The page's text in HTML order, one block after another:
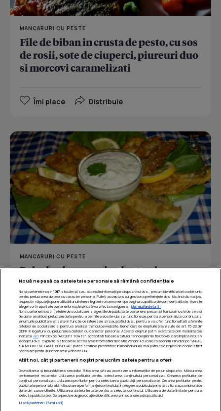
MANCARURI CU PESTE
File de biban in crusta de pesto, cu sos
de rosii, sote de ciuperci, piureuri duo
si morcovi caramelizati
Îmi place Distribuie
MANCARURI CU PESTE
Baby hering pane in aluat cu bere
Îmi place Distribuie
Nouă ne pasă ca datele tale personale să rămână confidențiale
Noi și partenerii noștri 1017 stocăm și/sau accesăm informații pe dispozitivul dvs., precum identificatorii cookie unici
pentru prelucrarea datelor cu caracter personal. Puteți accepta sau gestiona preferințele dvs. făcând clic mai jos,
respectiv vă puteți opune utilizării unui interes legitim în orice moment pe pagina cu politica de confidențialitate. Aceste
alegeri vor fi raportate partenerilor noștri și nu vă vor afecta navigarea.
Mai multe detalii
Noi si partenerii nostri (retelele de socializare si agentiile de publicitate partenere, precum si furnizorii nostri de servicii
de date analitice) prelucram date pentru a permite website-ului sa functioneze, pentru a personaliza continutul si
anunturile publicitare afisate in functie de interesele si/sau profilul dvs., pentru a va oferi functionalitati aferente
retelelor de socializare si pentru a analiza traficul pe website. Beneficiati de drepturile prevazute de art. 15-22 din
GDPR in legatura cu prelucrarea datelor cu caracter personal. Aceste drepturi pot fi exercitate prin modalitatea
indicata aici. Prin click pe “ACCEPT TOATE”, acceptati folosirea tuturor Tehnologiilor de tip Cookie, care implica inclusiv
acceptul dvs. cu privire la stocarea/accesarea informatiilor de catre Vendor-ii cu care colaboram. Prin click pe “VREAU
SA MODIFIC SETARILE INDIVIDUAL” puteti schimba preferintele in mod individual, mai putin cele legate de cookie strict
necesare pentru functionarea website-ului.
Atât noi, cât și partenerii noștri prelucrăm datele pentru a oferi:
Dezvoltarea și îmbunătățirea serviciilor. Stocarea și/sau accesarea informațiilor de pe un dispozitiv. Măsurarea
performanței reclamelor. Utilizarea profilurilor pentru selectarea conținutului personalizat. Crearea profilurilor de
conținut personalizat. Utilizarea profilurilor pentru selectarea publicității personalizate. Crearea profilurilor pentru
publicitate personalizată. Măsurarea performanței conținutului. Înțelegerea publicului prin statistici sau combinații de
date din surse diferite. Utilizarea datelor limitate pentru a selecta conținutul. Utilizarea de date limitate pentru a
selecta publicitatea. Date precise de geolocație și identificarea prin scanarea dispozitivului.
Listă parteneri (furnizori)